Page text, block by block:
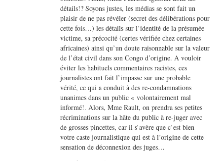
détails!? Soyons justes, les médias se sont fait un
plaisir de ne pas révéler (secret des délibérations pour
cette fois…) les détails sur l’identité de la présumée
victime, sa précocité (certes vérifiée chez certaines
africaines) ainsi qu’un doute raisonnable sur la valeur
de l’état civil dans son Congo d’origine. A vouloir
éviter les habituels commentaires racistes, ces
journalistes ont fait l’impasse sur une probable
vérité, ce qui a conduit à des re-condamnations
unanimes dans un public « volontairement mal
informé!. Alors, Mme Rault, on prendra ses petites
récriminations sur la hâte du public à re-juger avec
de grosses pincettes, car il s’avère que c’est bien
votre caste journalistique qui est à l’origine de cette
sensation de déconnexion des juges…